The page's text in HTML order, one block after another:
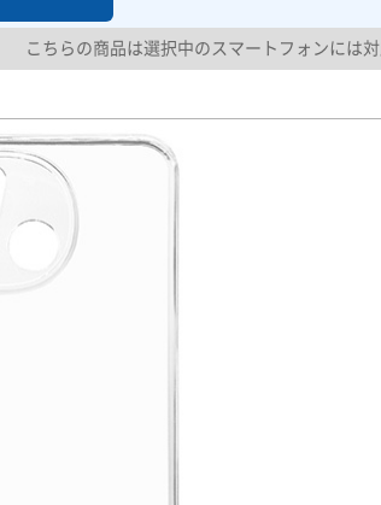
こちらの商品は選択中のスマートフォンには対